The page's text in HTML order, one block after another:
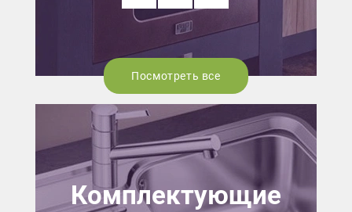
Посмотреть все
Комплектующие